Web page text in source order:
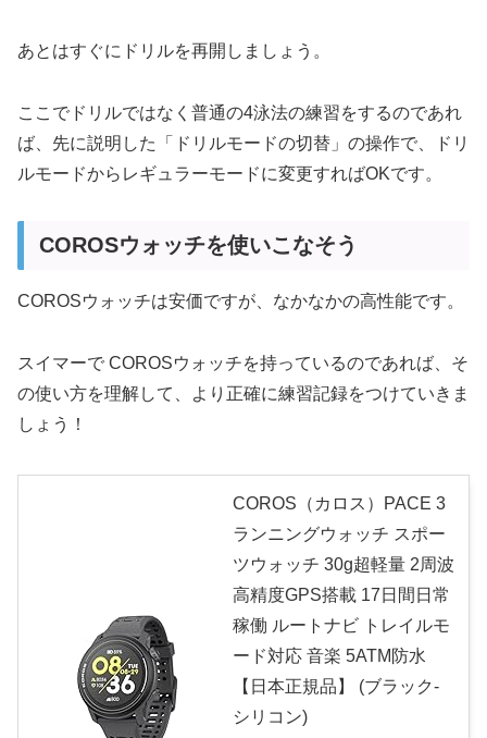
あとはすぐにドリルを再開しましょう。
ここでドリルではなく普通の4泳法の練習をするのであれ
ば、先に説明した「ドリルモードの切替」の操作で、ドリ
ルモードからレギュラーモードに変更すればOKです。
COROSウォッチを使いこなそう
COROSウォッチは安価ですが、なかなかの高性能です。
スイマーで COROSウォッチを持っているのであれば、そ
の使い方を理解して、より正確に練習記録をつけていきま
しょう！
COROS（カロス）PACE 3
ランニングウォッチ スポー
ツウォッチ 30g超軽量 2周波
高精度GPS搭載 17日間日常
稼働 ルートナビ トレイルモ
ード対応 音楽 5ATM防水
【日本正規品】 (ブラック-
シリコン)